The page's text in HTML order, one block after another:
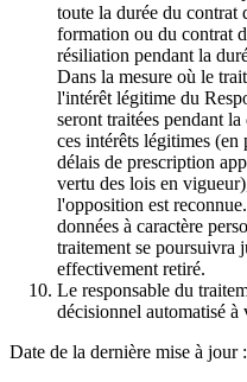
toute la durée du contrat
formation ou du contrat
résiliation pendant la
Dans la mesure où le
l'intérêt légitime du
seront traitées pendant
ces intérêts légitimes
délais de prescription
vertu des lois en
l'opposition est
données à caractère
traitement se poursuivra
effectivement retiré.
Le responsable du
décisionnel automatisé à
Date de la dernière mise à jour